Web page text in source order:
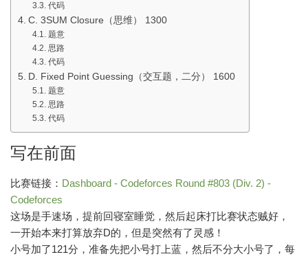
代码
C. 3SUM Closure（思维） 1300
题意
思路
代码
D. Fixed Point Guessing（交互题，二分） 1600
题意
思路
代码
写在前面
比赛链接： Dashboard - Codeforces Round #803 (Div. 2) -
Codeforces
这场是手速场，提前回寝室睡觉，然后起床打比赛状态贼好，
一开始本来打算放弃D的，但是突然有了灵感！
小号加了121分，准备先把小号打上蓝，然后不分大小号了，每